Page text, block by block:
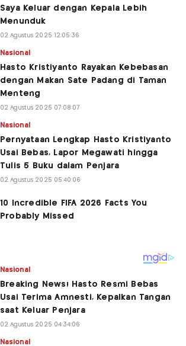
Saya Keluar dengan Kepala Lebih
Menunduk
02 Agustus 2025 12:05:36
Nasional
Hasto Kristiyanto Rayakan Kebebasan
dengan Makan Sate Padang di Taman
Menteng
02 Agustus 2025 07:08:07
Nasional
Pernyataan Lengkap Hasto Kristiyanto
Usai Bebas, Lapor Megawati hingga
Tulis 5 Buku dalam Penjara
02 Agustus 2025 05:40:06
Nasional
Breaking News! Hasto Resmi Bebas
Usai Terima Amnesti, Kepalkan Tangan
saat Keluar Penjara
02 Agustus 2025 04:34:06
Nasional